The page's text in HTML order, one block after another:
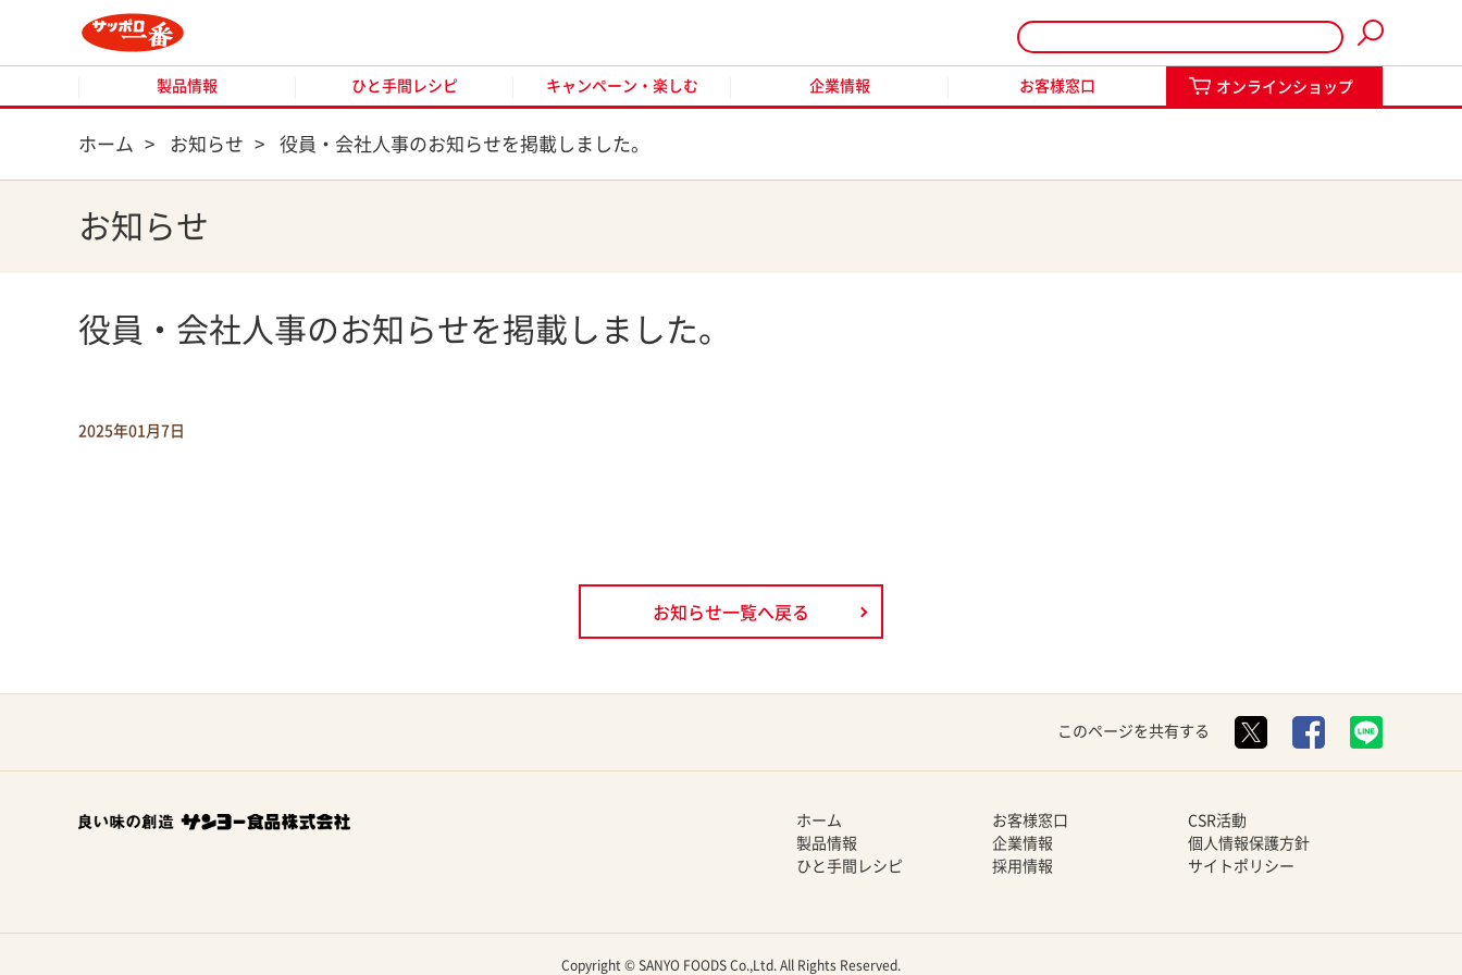
製品情報 ひと手間レシピ キャンペーン・楽しむ 企業情報 お客様窓口 オンラインショップ
オンラインショップ
ホーム > お知らせ > 役員・会社人事のお知らせを掲載しました。
お知らせ
役員・会社人事のお知らせを掲載しました。
2025年01月7日
お知らせ一覧へ戻る
このページを共有する
ホーム
製品情報
ひと手間レシピ
お客様窓口
企業情報
採用情報
CSR活動
個人情報保護方針
サイトポリシー
Copyright © SANYO FOODS Co.,Ltd. All Rights Reserved.